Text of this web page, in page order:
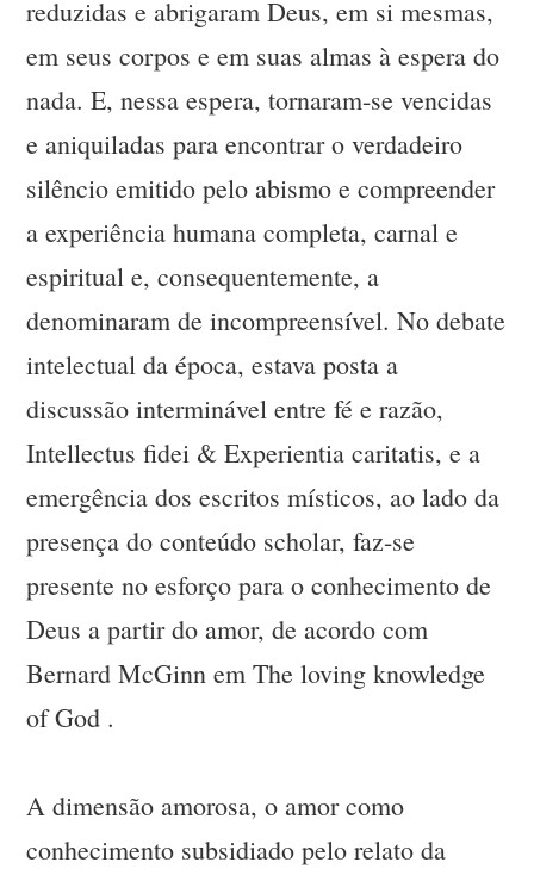
reduzidas e abrigaram Deus, em si mesmas,
em seus corpos e em suas almas à espera do
nada. E, nessa espera, tornaram-se vencidas
e aniquiladas para encontrar o verdadeiro
silêncio emitido pelo abismo e compreender
a experiência humana completa, carnal e
espiritual e, consequentemente, a
denominaram de incompreensível. No debate
intelectual da época, estava posta a
discussão interminável entre fé e razão,
Intellectus fidei & Experientia caritatis, e a
emergência dos escritos místicos, ao lado da
presença do conteúdo scholar, faz-se
presente no esforço para o conhecimento de
Deus a partir do amor, de acordo com
Bernard McGinn em The loving knowledge
of God .
A dimensão amorosa, o amor como
conhecimento subsidiado pelo relato da